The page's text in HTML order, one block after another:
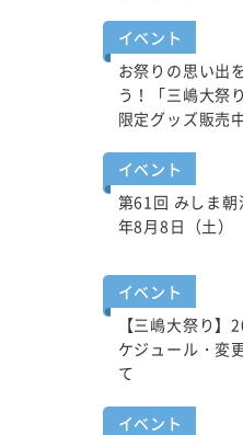
イベント
お祭りの思い出
う！「三嶋大祭
限定グッズ販売
イベント
第61回 みしま
年8月8日（土）
イベント
【三嶋大祭り】
ケジュール・変
て
イベント